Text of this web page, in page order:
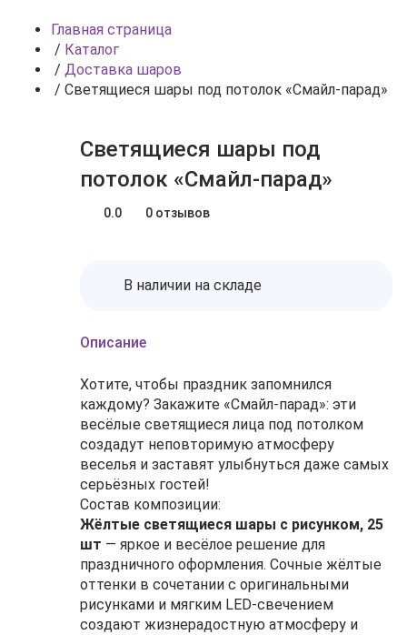
Главная страница
/ Каталог
/ Доставка шаров
/ Светящиеся шары под потолок «Смайл‑парад»
Светящиеся шары под
потолок «Смайл‑парад»
0.0 0 отзывов
В наличии на складе
Описание
Хотите, чтобы праздник запомнился
каждому? Закажите «Смайл‑парад»: эти
весёлые светящиеся лица под потолком
создадут неповторимую атмосферу
веселья и заставят улыбнуться даже самых
серьёзных гостей!
Состав композиции:
Жёлтые светящиеся шары с рисунком, 25
шт — яркое и весёлое решение для
праздничного оформления. Сочные жёлтые
оттенки в сочетании с оригинальными
рисунками и мягким LED‑свечением
создают жизнерадостную атмосферу и